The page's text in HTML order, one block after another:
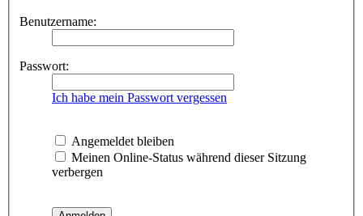
Benutzername:
Passwort:
Ich habe mein Passwort vergessen
Angemeldet bleiben
Meinen Online-Status während dieser Sitzung
verbergen